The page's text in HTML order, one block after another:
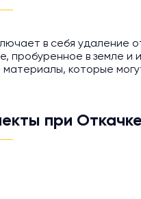
в себя удаление
пробуренное в земле и
материалы, которые
при